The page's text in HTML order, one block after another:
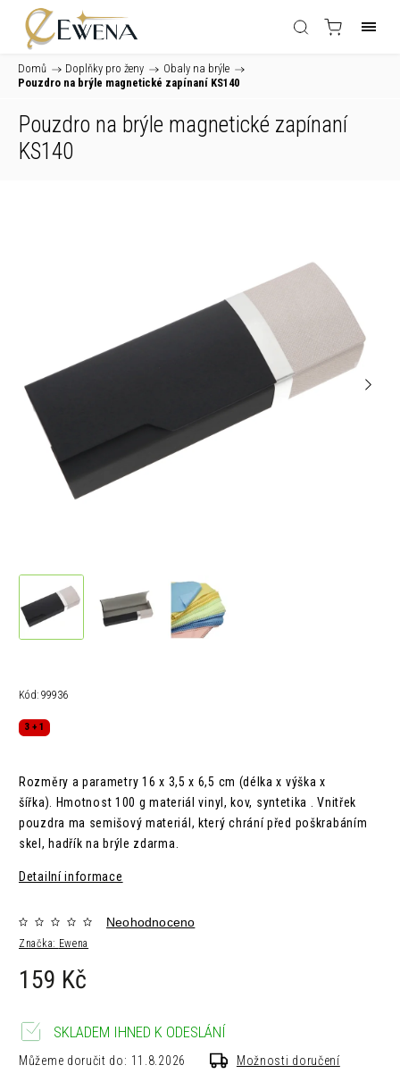
Domů / Doplňky pro ženy / Obaly na brýle /
Pouzdro na brýle magnetické zapínaní KS140
Pouzdro na brýle magnetické zapínaní
KS140
Kód: 99936
3 + 1
Rozměry a parametry 16 x 3,5 x 6,5 cm (délka x výška x
šířka).
Hmotnost 100 g materiálvinyl, kov, syntetika .Vnitřek
pouzdra ma semišový materiál, který chrání před poškrabáním
skel, hadřík na brýle zdarma.
Detailní informace
Značka: Ewena
Neohodnoceno
159 Kč
SKLADEM IHNED K ODESLÁNÍ
Můžeme doručit do: 11.8.2026 Možnosti doručení